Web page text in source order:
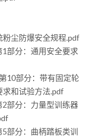
粉尘防爆安全规程.pdf
部分：通用安全要求
10部分：带有固定轮
求和试验方法.pdf
2部分：力量型训练器
部分：曲柄踏板类训